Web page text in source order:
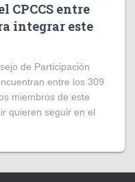
CPCCS entre
integrar este
de Participación
entre los 309
miembros de este
quieren seguir en el